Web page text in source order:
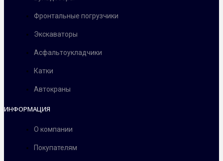
Фронтальные погрузчики
Экскаваторы
Асфальтоукладчики
Катки
Автокраны
ИНФОРМАЦИЯ
О компании
Покупателям